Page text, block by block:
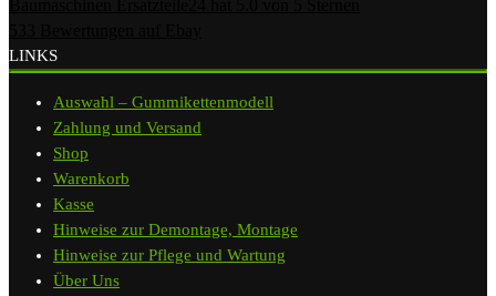
LINKS
Auswahl – Gummikettenmodell
Zahlung und Versand
Shop
Warenkorb
Kasse
Hinweise zur Demontage, Montage
Hinweise zur Pflege und Wartung
Über Uns